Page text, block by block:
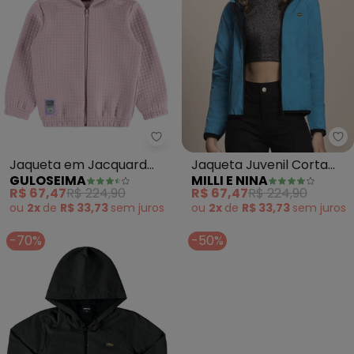
Guloseima - Jaqueta em
Jaqueta em Jacquard
Matelassê (Roxo)
GULOSEIMA
R$ 67,47R$ 224,90
ou 2x de R$ 33,73 sem juros
Jaqueta Juvenil Corta
Vento Microfibra (Azul)
MILLI E NINA
R$ 67,47R$ 224,90
ou 2x de R$ 33,73 sem juros
-70% -50%